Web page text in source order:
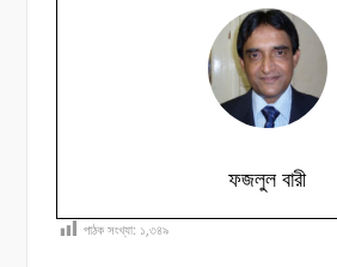
ফজলুল বারী
পাঠক সংখ্যা: ১,৩৪৯